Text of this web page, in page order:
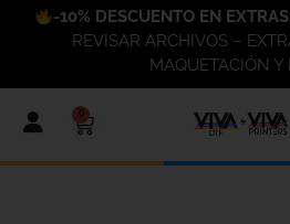
-10% DESCUENTO EN
REVISAR ARCHIVOS –
MAQUETACIÓN Y
0